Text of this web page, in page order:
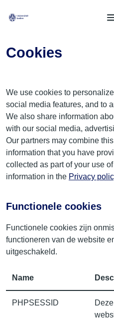
Cookies
We use cookies to
social media features, and to
We also share information
with our social media,
Our partners may combine
information that you have
collected as part of your use
information in the Privacy
Functionele cookies
Functionele cookies zijn
functioneren van de website
uitgeschakeld.
Name
PHPSESSID